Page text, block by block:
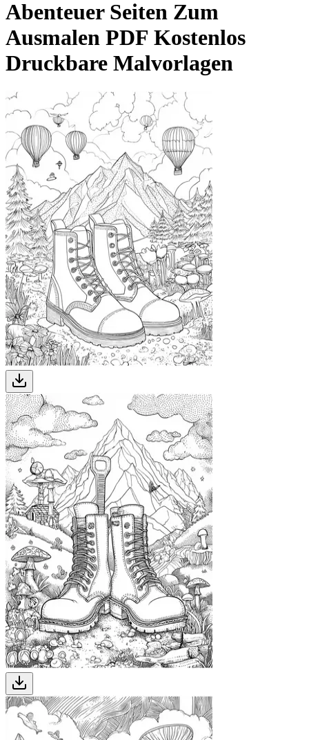
Abenteuer Seiten Zum
Ausmalen PDF Kostenlos
Druckbare Malvorlagen